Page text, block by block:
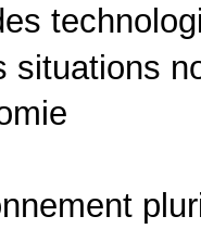
situations